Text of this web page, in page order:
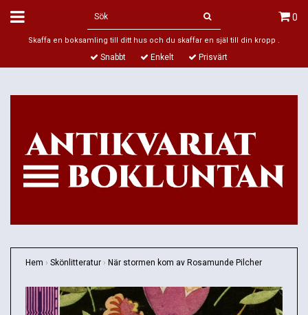
0
Skaffa en boksamling till ditt hus och du skaffar en själ till din kropp .
Snabbt Enkelt Prisvärt
Hem › Skönlitteratur › När stormen kom av Rosamunde Pilcher